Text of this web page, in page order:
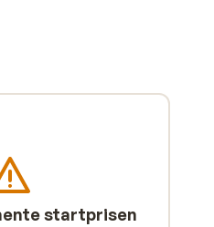
startprisen